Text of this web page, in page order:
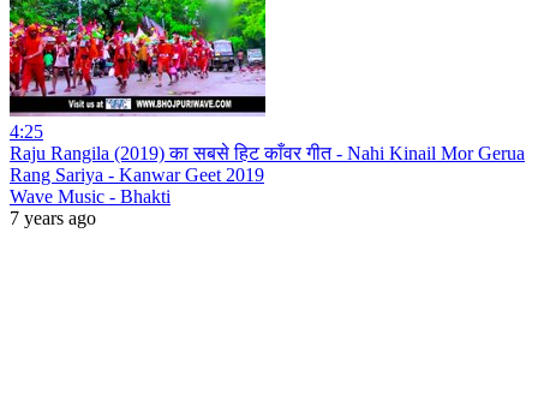
4:25
Raju Rangila (2019) का सबसे हिट काँवर गीत - Nahi Kinail Mor Gerua
Rang Sariya - Kanwar Geet 2019
Wave Music - Bhakti
7 years ago